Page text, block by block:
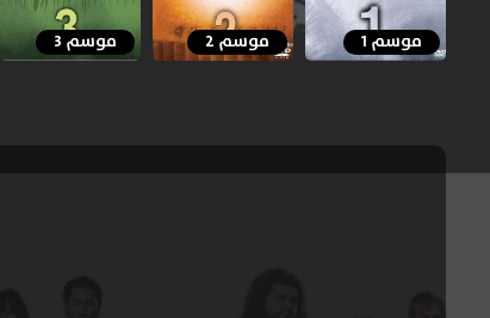
موسم 1 موسم 2 موسم 3